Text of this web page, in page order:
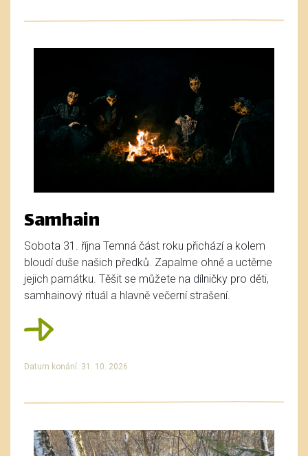
Samhain
Sobota 31. října Temná část roku přichází a kolem
bloudí duše našich předků. Zapalme ohně a uctěme
jejich památku. Těšit se můžete na dílničky pro děti,
samhainový rituál a hlavně večerní strašení.
Datum konání: 31. 10. 2026